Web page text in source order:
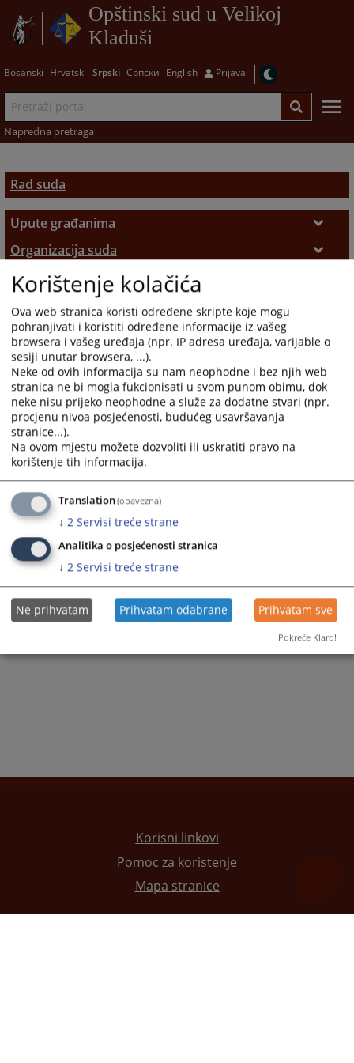
Opštinski sud u Velikoj
Kladuši
Bosanski Hrvatski Srpski Српски English Prijava
Napredna pretraga
Rad suda
Upute građanima
Radno vrijeme
Uvjerenja i potvrde
Ovjere i prepisi
Zemljišne knjige
Prijem pošte
Razgledanje spisa
Žalbe na sudske odluke
Medijacija
Organizacija suda
Nadležnost suda
Sudska odjeljenja
Zemljišno-knjižna kancelarija
Pisarnica
Sudska policija
Akti suda
Strateško planiranje
Statistika suda
Protok predmeta
Istorijat
Osnivanje suda
Zaposleni u sudu
Predsjednik suda
Sudije suda
Dodatne sudije
Stručni saradnici
Službenici i namještenici
Korisni linkovi
Pomoc za koristenje
Mapa stranice
Korištenje kolačića
Ova web stranica koristi određene skripte koje mogu
pohranjivati i koristiti određene informacije iz vašeg
browsera i vašeg uređaja (npr. IP adresa uređaja, varijable o
sesiji unutar browsera, ...).
Neke od ovih informacija su nam neophodne i bez njih web
stranica ne bi mogla fukcionisati u svom punom obimu, dok
neke nisu prijeko neophodne a služe za dodatne stvari (npr.
procjenu nivoa posjećenosti, budućeg usavršavanja
stranice...).
Na ovom mjestu možete dozvoliti ili uskratiti pravo na
korištenje tih informacija.
Translation(obavezna)
↓ 2 Servisi treće strane
Analitika o posjećenosti stranica
↓ 2 Servisi treće strane
Ne prihvatam Prihvatam odabrane Prihvatam sve
Pokreće Klaro!